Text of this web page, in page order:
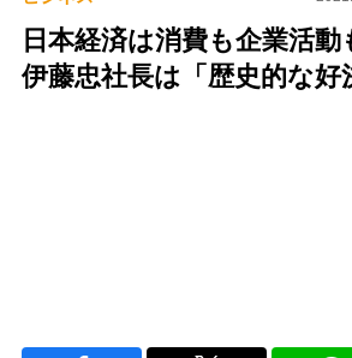
日本経済は消費も企業活
伊藤忠社長は「歴史的な好